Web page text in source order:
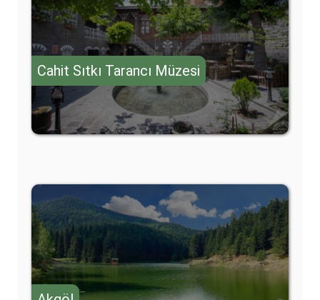
Cahit Sıtkı Tarancı Müzesi